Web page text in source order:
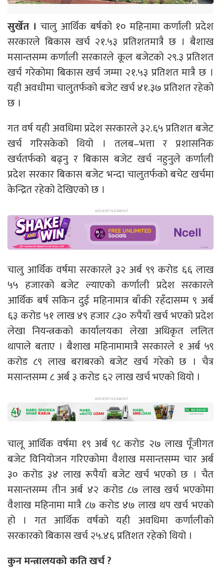
सुर्खेत । चालु आर्थिक बर्षको १० महिनामा कर्णाली प्रदेश
सरकारले बिकास खर्च २१.५३ प्रतिशतमात्रै छ । बैशाख
मसान्तसम्म कर्णाली सरकारले कूल बजेटको २९.३ प्रतिशत
खर्च गरेकोमा बिकास खर्च जम्मा २१.५३ प्रतिशत मात्रै छ ।
यही अवधीमा चालुतर्फको बजेट खर्च ४१.३७ प्रतिशत रहेको
छ ।
गत वर्ष यही अवधिमा प्रदेश सरकारले ३२.६५ प्रतिशत बजेट
खर्च गरिसकेको थियो । तलब–भत्ता र प्रशासनिक
खर्चतर्फको बढ्नु र बिकास बजेट खर्च नहुनुले कर्णाली
प्रदेश सरकार बिकास बजेट भन्दा चालुतर्फको बचेट खर्चमा
केन्द्रित रहेको देखिएको छ ।
चालु आर्थिक वर्षमा सरकारले ३२ अर्ब ९९ करोड ६६ लाख
५५ हजारको बजेट ल्याएको कर्णाली प्रदेश सरकारले
आर्थिक बर्ष सकिन दुई महिनामात्र बाँकी रहँदासम्म ९ अर्ब
६३ करोड ५१ लाख ४९ हजार ८३० रुपैयाँ खर्च भएको प्रदेश
लेखा नियन्त्रकको कार्यालयका लेखा अधिकृत ललित
थापाले बताए । बैशाख महिनामामात्रै सरकारले १ अर्ब ५९
करोड ८९ लाख बराबरको बजेट खर्च गरेको छ । चैत्र
मसान्तसम्म ८ अर्ब ३ करोड ६२ लाख खर्च भएको थियो ।
चालू आर्थिक वर्षमा १९ अर्ब ९८ करोड २७ लाख पूँजीगत
बजेट विनियोजन गरिएकोमा वैशाख मसान्तसम्म चार अर्ब
३० करोड ३४ लाख रूपैयाँ बजेट खर्च भएको छ । चैत
मसान्तसम्म तीन अर्ब ४२ करोड ८७ लाख खर्च भएकोमा
वैशाख महिनामा मात्रै ८७ करोड ४७ लाख थप खर्च भएको
हो । गत आर्थिक वर्षको यही अवधिमा कर्णालीको
सरकारको बिकास खर्च २५.४६ प्रतिशत रहेको थियो ।
कुन मन्त्रालयको कति खर्च ?